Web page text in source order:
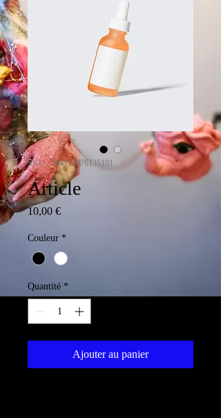
SKU : 364115376135191
Article
10,00 €Prix
Couleur *
Quantité *
Ajouter au panier